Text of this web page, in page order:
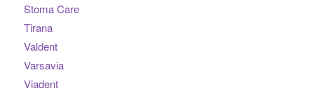
Stoma Care
Tirana
Valdent
Varsavia
Viadent